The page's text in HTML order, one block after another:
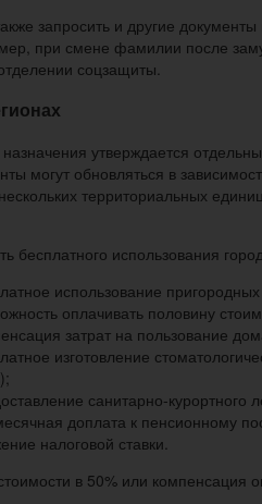
запросить и другие
при смене фамилии после
соцзащиты.
утверждается
могут обновляться в
территориальных
использования
использование пригородных
оплачивать половину
затрат на пользование
изготовление
санитарно-курортного
доплата к пенсионному
налоговой ставки.
в 50% или компенсация